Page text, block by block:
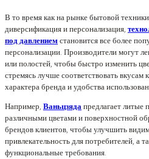
В то время как на рынке бытовой
диверсификация и персонализация,
под давлениемстановится все более
персонализации. Производители могут
или полостей, чтобы быстро изменить
стремясь лучше соответствовать вкусам
характера бренда и удобства
Например, Ваньцзядапредлагает литые
различными цветами и поверхностной
брендов клиентов, чтобы улучшить
привлекательность для потребителей, а
функциональные требования.